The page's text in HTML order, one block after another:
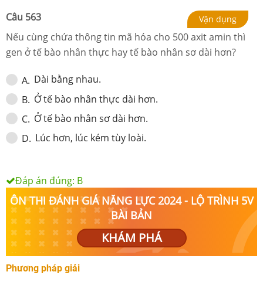
Câu 563 Vận dụng
Nếu cùng chứa thông tin mã hóa cho 500 axit amin thì
gen ở tế bào nhân thực hay tế bào nhân sơ dài hơn?
A. Dài bằng nhau.
B. Ở tế bào nhân thực dài hơn.
C. Ở tế bào nhân sơ dài hơn.
D. Lúc hơn, lúc kém tùy loài.
Đáp án đúng: B
ÔN THI ĐÁNH GIÁ NĂNG LỰC 2024 - LỘ TRÌNH 5V
BÀI BẢN
KHÁM PHÁ
Phương pháp giải